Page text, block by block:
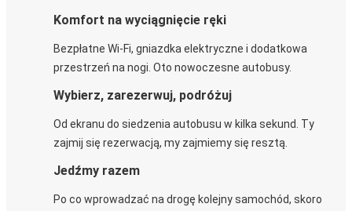
Komfort na wyciągnięcie ręki
Bezpłatne Wi-Fi, gniazdka elektryczne i dodatkowa
przestrzeń na nogi. Oto nowoczesne autobusy.
Wybierz, zarezerwuj, podróżuj
Od ekranu do siedzenia autobusu w kilka sekund. Ty
zajmij się rezerwacją, my zajmiemy się resztą.
Jedźmy razem
Po co wprowadzać na drogę kolejny samochód, skoro